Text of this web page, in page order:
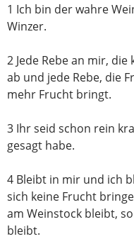
1 Ich bin der wahre
Winzer.
2 Jede Rebe an mir,
ab und jede Rebe, die
mehr Frucht bringt.
3 Ihr seid schon rein
gesagt habe.
4 Bleibt in mir und ich
sich keine Frucht
am Weinstock bleibt,
bleibt.